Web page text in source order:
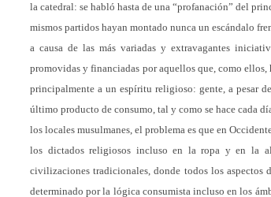
la catedral: se habló hasta de una “profanación” del
mismos partidos hayan montado nunca un escándalo
a causa de las más variadas y extravagantes
promovidas y financiadas por aquellos que, como
principalmente a un espíritu religioso: gente, a pesar
último producto de consumo, tal y como se hace cada
los locales musulmanes, el problema es que en
los dictados religiosos incluso en la ropa y en la
civilizaciones tradicionales, donde todos los aspectos
determinado por la lógica consumista incluso en los